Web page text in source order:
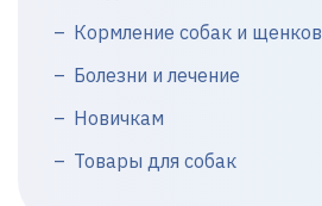
Кормление собак и щенков
Болезни и лечение
Новичкам
Товары для собак